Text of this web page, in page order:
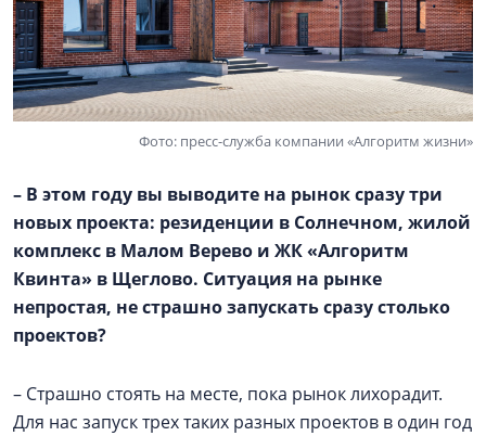
Фото: пресс-служба компании «Алгоритм жизни»
– В этом году вы выводите на рынок сразу три
новых проекта: резиденции в Солнечном, жилой
комплекс в Малом Верево и ЖК «Алгоритм
Квинта» в Щеглово. Ситуация на рынке
непростая, не страшно запускать сразу столько
проектов?
– Страшно стоять на месте, пока рынок лихорадит.
Для нас запуск трех таких разных проектов в один год